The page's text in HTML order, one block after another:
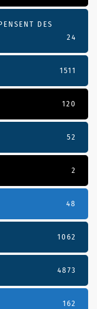
DES
24
1511
120
52
2
48
1062
4873
162